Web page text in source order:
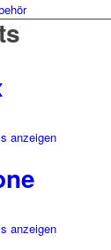
anzeigen
anzeigen